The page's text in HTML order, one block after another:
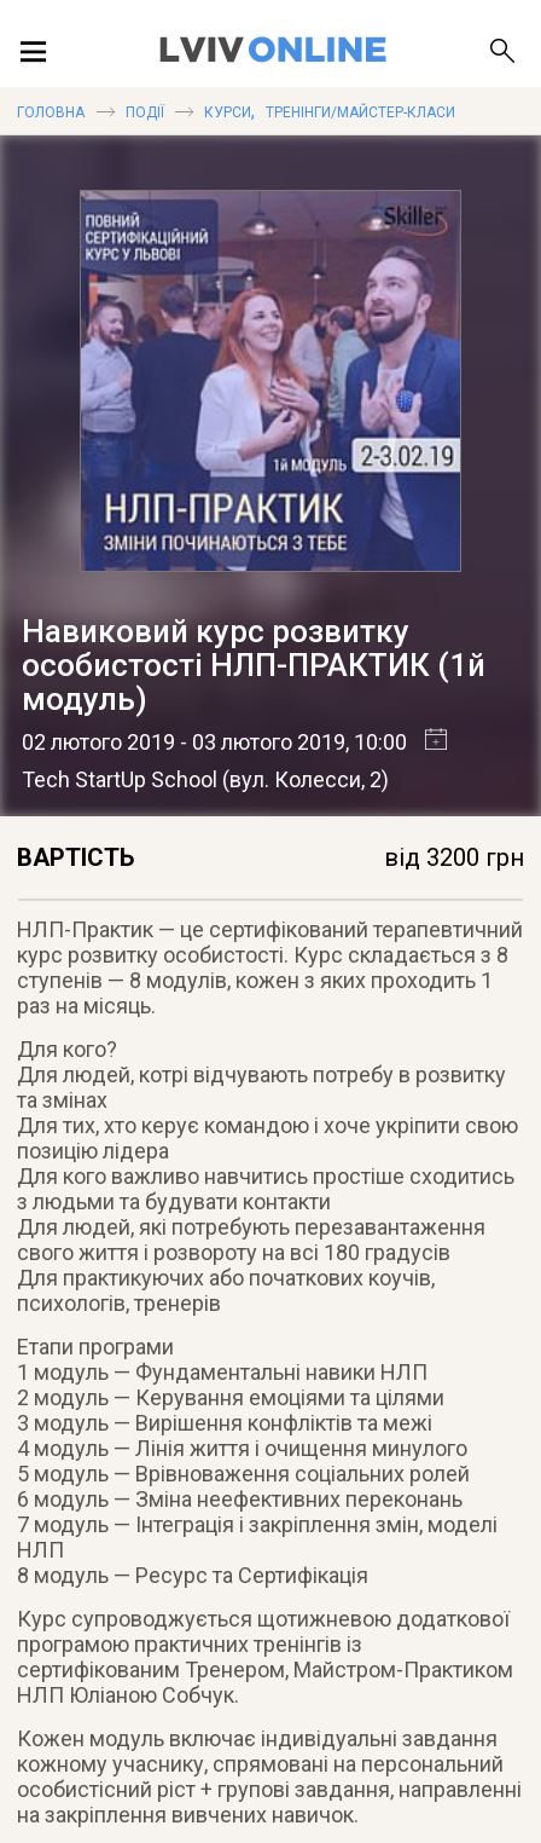
ПУБЛІКАЦІЇ
ДОВІДКА
ГОЛОВНА ПОДІЇ КУРСИ, ТРЕНІНГИ/МАЙСТЕР-КЛАСИ
Навиковий курс розвитку
особистості НЛП-ПРАКТИК (1й
модуль)
02 лютого 2019 - 03 лютого 2019, 10:00
Tech StartUp School (вул. Колесси, 2)
ВАРТІСТЬ від 3200 грн
НЛП-Практик — це сертифікований терапевтичний
курс розвитку особистості. Курс складається з 8
ступенів — 8 модулів, кожен з яких проходить 1
раз на місяць.
Для кого?
Для людей, котрі відчувають потребу в розвитку
та змінах
Для тих, хто керує командою і хоче укріпити свою
позицію лідера
Для кого важливо навчитись простіше сходитись
з людьми та будувати контакти
Для людей, які потребують перезавантаження
свого життя і розвороту на всі 180 градусів
Для практикуючих або початкових коучів,
психологів, тренерів
Етапи програми
1 модуль — Фундаментальні навики НЛП
2 модуль — Керування емоціями та цілями
3 модуль — Вирішення конфліктів та межі
4 модуль — Лінія життя і очищення минулого
5 модуль — Врівноваження соціальних ролей
6 модуль — Зміна неефективних переконань
7 модуль — Інтеграція і закріплення змін, моделі
НЛП
8 модуль — Ресурс та Сертифікація
Курс супроводжується щотижневою додаткової
програмою практичних тренінгів із
сертифікованим Тренером, Майстром-Практиком
НЛП Юліаною Собчук.
Кожен модуль включає індивідуальні завдання
кожному учаснику, спрямовані на персональний
особистісний ріст + групові завдання, направленні
на закріплення вивчених навичок.